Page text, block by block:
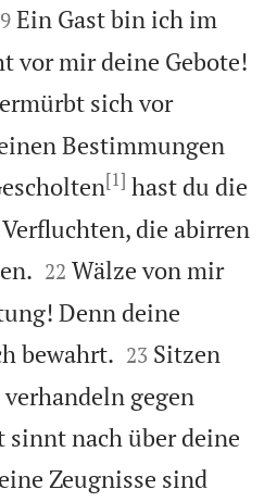
Ein Gast bin ich im
vor mir deine Gebote!
sich vor
Bestimmungen
[1] hast du die
die abirren


22 Wälze von mir
Denn deine
bewahrt. 

23 Sitzen
gegen
sinnt nach über deine
Zeugnisse sind